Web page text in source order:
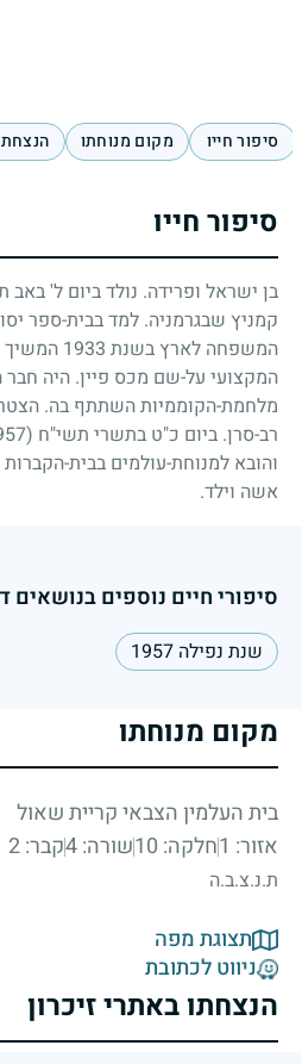
סיפור חייו מקום מנוחתו
סיפור חייו
בן ישראל ופרידה. נולד ביום ל' באב
קמניץ שבגרמניה. למד בבית-ספר
המשפחה לארץ בשנת 1933 המשיך
המקצועי על-שם מכס פיין. היה חבר
מלחמת-הקוממיות השתתף בה.
רב-סרן. ביום כ"ט בתשרי תשי"ח (23.10.1957)
והובא למנוחת-עולמים בבית-
אשה וילד.
סיפורי חיים נוספים בנושאים
שנת נפילה 1957
מקום מנוחתו
בית העלמין הצבאי קריית שאול
אזור: 1
חלקה: 10 שורה: 4 קבר: 2
ת.נ.צ.ב.ה
תצוגת מפה
ניווט לכתובת
הנצחתו באתרי זיכרון